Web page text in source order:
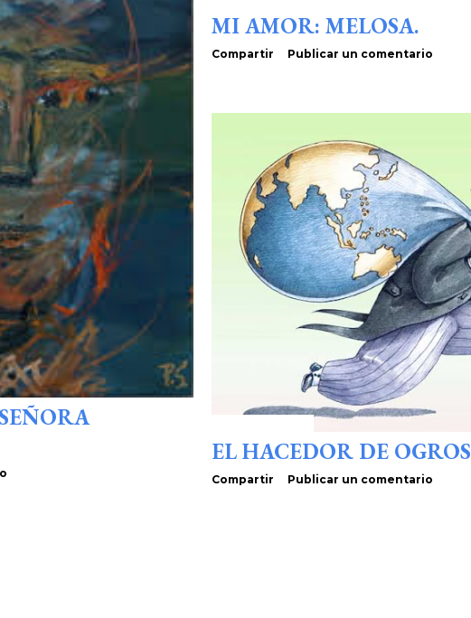
MI AMOR: MELOSA.
Compartir Publicar un comentario
EL HACEDOR DE OGROS
Compartir Publicar un comentario